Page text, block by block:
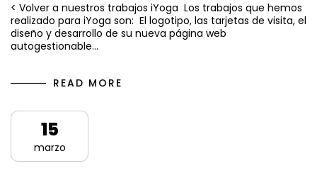
< Volver a nuestros trabajos iYoga Los trabajos que hemos
realizado para iYoga son: El logotipo, las tarjetas de visita, el
diseño y desarrollo de su nueva página web
autogestionable…
READ MORE
15
marzo